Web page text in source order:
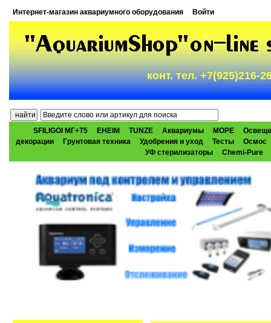
Интернет-магазин аквариумного оборудования Войти
конт. тел. +7(925)216-
SFILIGOI МГ+Т5 EHEIM TUNZE Аквариумы МОРЕ
декорации
Грунтовая техника Удобрения и уход Тесты
Осмос
УФ стерилизаторы
Chemi-Pure